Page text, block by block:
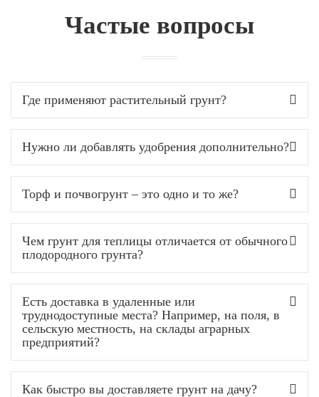
Частые вопросы
Где применяют растительный грунт?
Нужно ли добавлять удобрения дополнительно?
Торф и почвогрунт – это одно и то же?
Чем грунт для теплицы отличается от обычного
плодородного грунта?
Есть доставка в удаленные или
труднодоступные места? Например, на поля, в
сельскую местность, на склады аграрных
предприятий?
Как быстро вы доставляете грунт на дачу?